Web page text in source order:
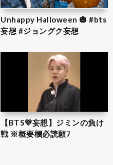
Unhappy Halloween 🎃 #bts
妄想 #ジョングク妄想
【BTS💜‪妄想】ジミンの負け
戦 ※概要欄必読願ﾌ